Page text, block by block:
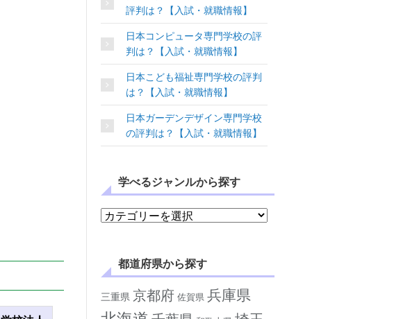
評判は？【入試・就職情報】
日本コンピュータ専門学校の評
判は？【入試・就職情報】
日本こども福祉専門学校の評判
は？【入試・就職情報】
日本ガーデンデザイン専門学校
の評判は？【入試・就職情報】
学べるジャンルから探す
学べるジャンルから探す
都道府県から探す
三重県 京都府 佐賀県 兵庫県